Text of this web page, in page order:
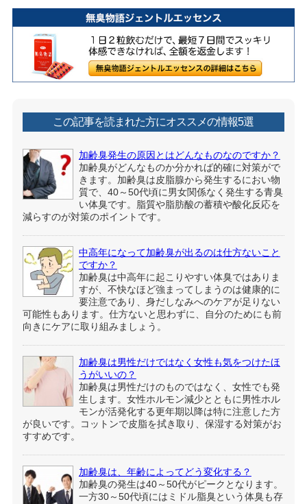
この記事を読まれた方にオススメの情報5選
加齢臭発生の原因とはどんなものなのですか？
加齢臭がどんなものか分かれば的確に対策がで
きます。加齢臭は皮脂腺から発生するにおい物
質で、40～50代頃に男女関係なく発生する青臭
い体臭です。脂質や脂肪酸の蓄積や酸化反応を
減らすのが対策のポイントです。
中高年になって加齢臭が出るのは仕方ないこと
ですか？
加齢臭は中高年に起こりやすい体臭ではありま
すが、不快なほど強まってしまうのは健康的に
要注意であり、身だしなみへのケアが足りない
可能性もあります。仕方ないと思わずに、自分のためにも前
向きにケアに取り組みましょう。
加齢臭は男性だけではなく女性も気をつけたほ
うがいいの？
加齢臭は男性だけのものではなく、女性でも発
生します。女性ホルモン減少とともに男性ホル
モンが活発化する更年期以降は特に注意した方
が良いです。コットンで皮脂を拭き取り、保湿する対策がお
すすめです。
加齢臭は、年齢によってどう変化する？
加齢臭の発生は40～50代がピークとなります。
一方30～50代頃にはミドル脂臭という体臭も存